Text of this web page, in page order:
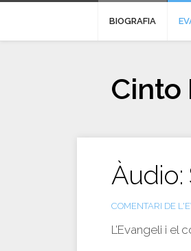
BIOGRAFIA
Cinto
Àudio:
COMENTARI DE
L’Evangeli i el